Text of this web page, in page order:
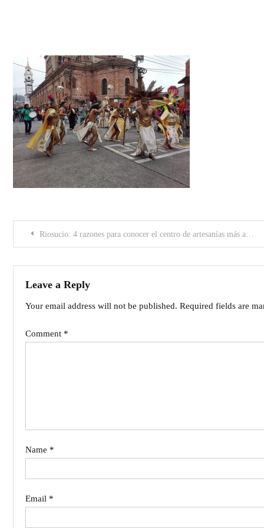
PostRiosucio: 4 razones para conocer el centro de artesanías más antiguo de Caldas
Leave a Reply
Your email address will not be published. Required fields are
Comment *
Name *
Email *